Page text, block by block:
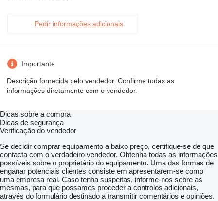
Pedir informações adicionais
Importante
Descrição fornecida pelo vendedor. Confirme todas as
informações diretamente com o vendedor.
Dicas sobre a compra
Dicas de segurança
Verificação do vendedor
Se decidir comprar equipamento a baixo preço, certifique-se de que
contacta com o verdadeiro vendedor. Obtenha todas as informações
possíveis sobre o proprietário do equipamento. Uma das formas de
enganar potenciais clientes consiste em apresentarem-se como
uma empresa real. Caso tenha suspeitas, informe-nos sobre as
mesmas, para que possamos proceder a controlos adicionais,
através do formulário destinado a transmitir comentários e opiniões.